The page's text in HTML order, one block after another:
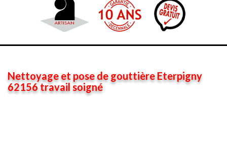
Nettoyage et pose de gouttière Eterpigny
62156 travail soigné